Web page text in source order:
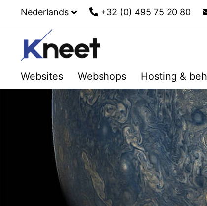
Nederlands +32 (0) 495 75 20 80
Websites Webshops Hosting &